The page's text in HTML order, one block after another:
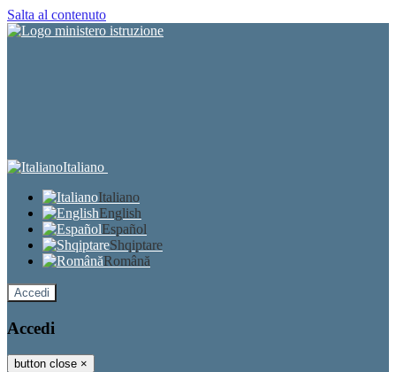
Salta al contenuto
Italiano
Italiano
English
Español
Shqiptare
Română
Accedi
Accedi
button close ×